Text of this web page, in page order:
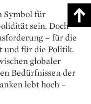
Symbol für
sein. Doch
– für die
und für die Politik.
globaler
Bedürfnissen der
lebt hoch –